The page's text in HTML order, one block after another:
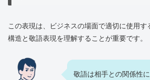
この表現は、ビジネスの場面で適切に使用す
構造と敬語表現を理解することが重要です。
敬語は相手との関係性